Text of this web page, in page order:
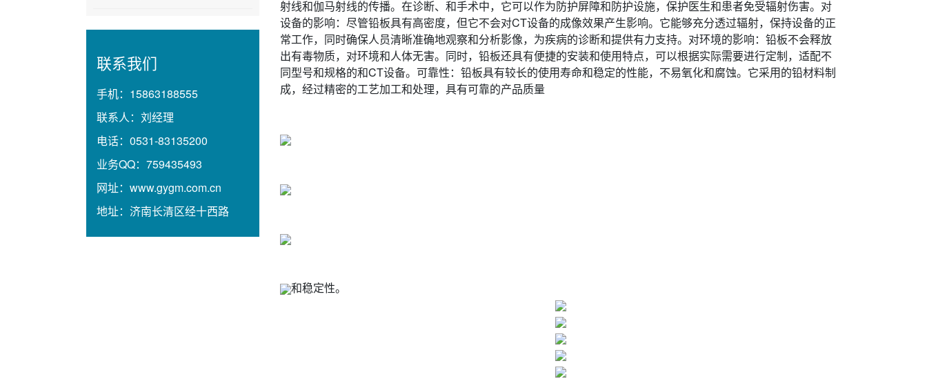
联系我们
手机： 15863188555
联系人： 刘经理
电话： 0531-83135200
业务QQ： 759435493
网址： www.gygm.com.cn
地址： 济南长清区经十西路
射线和伽马射线的传播。在诊断、和手术中，它可以作为防护屏障和防护设施，保护医生和患者免受辐射伤害。对
设备的影响：尽管铅板具有高密度，但它不会对CT设备的成像效果产生影响。它能够充分透过辐射，保持设备的正
常工作，同时确保人员清晰准确地观察和分析影像，为疾病的诊断和提供有力支持。对环境的影响：铅板不会释放
出有毒物质，对环境和人体无害。同时，铅板还具有便捷的安装和使用特点，可以根据实际需要进行定制，适配不
同型号和规格的和CT设备。可靠性：铅板具有较长的使用寿命和稳定的性能，不易氧化和腐蚀。它采用的铅材料制
成，经过精密的工艺加工和处理，具有可靠的产品质量
和稳定性。